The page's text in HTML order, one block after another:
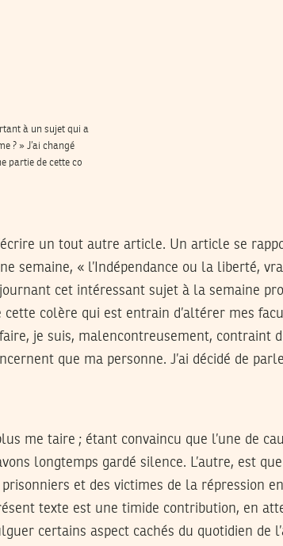
à un sujet qui a
? » J’ai changé
partie de cette co
un tout autre article. Un article se
semaine, « l’Indépendance ou la liberté,
cet intéressant sujet à la semaine
cette colère qui est entrain d’altérer mes
je suis, malencontreusement, contraint
que ma personne. J’ai décidé de
me taire ; étant convaincu que l’une de
longtemps gardé silence. L’autre, est
et des victimes de la répression
texte est une timide contribution, en
certains aspect cachés du quotidien de